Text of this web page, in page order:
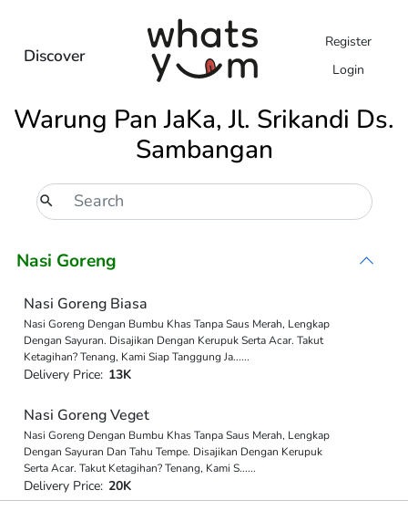
Discover
Register
Login
Warung Pan JaKa, Jl. Srikandi Ds.
Sambangan
Nasi Goreng
Nasi Goreng Biasa
Nasi Goreng Dengan Bumbu Khas Tanpa Saus Merah, Lengkap
Dengan Sayuran. Disajikan Dengan Kerupuk Serta Acar. Takut
Ketagihan? Tenang, Kami Siap Tanggung Ja......
Delivery Price: 13K
Nasi Goreng Veget
Nasi Goreng Dengan Bumbu Khas Tanpa Saus Merah, Lengkap
Dengan Sayuran Dan Tahu Tempe. Disajikan Dengan Kerupuk
Serta Acar. Takut Ketagihan? Tenang, Kami S......
Delivery Price: 20K